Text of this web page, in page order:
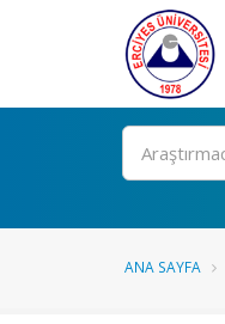
Ara
ANA SAYFA